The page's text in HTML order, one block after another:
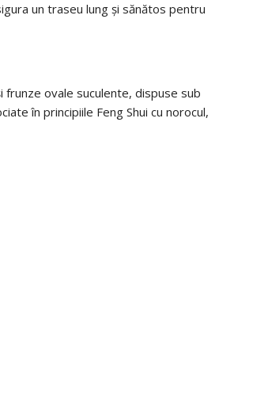
un traseu lung și sănătos pentru
ovale suculente, dispuse sub
în principiile Feng Shui cu norocul,